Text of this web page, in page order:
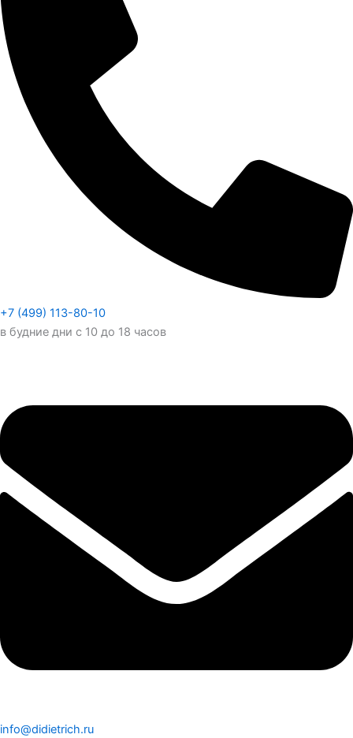
+7 (499) 113-80-10
в будние дни с 10 до 18 часов
info@didietrich.ru